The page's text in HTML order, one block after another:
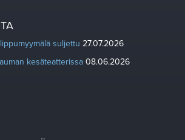
suljettu 27.07.2026
kesäteatterissa 08.06.2026